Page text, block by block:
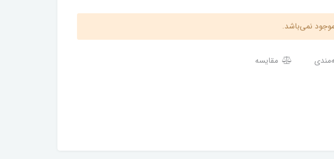
نمی‌باشد.
مقایسه